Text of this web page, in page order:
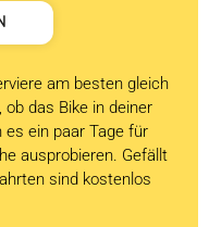
am besten gleich
das Bike in deiner
ein paar Tage für
ausprobieren. Gefällt
sind kostenlos